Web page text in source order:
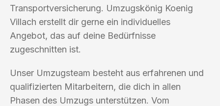
Transportversicherung. Umzugskönig Koenig
Villach erstellt dir gerne ein individuelles
Angebot, das auf deine Bedürfnisse
zugeschnitten ist.
Unser Umzugsteam besteht aus erfahrenen und
qualifizierten Mitarbeitern, die dich in allen
Phasen des Umzugs unterstützen. Vom